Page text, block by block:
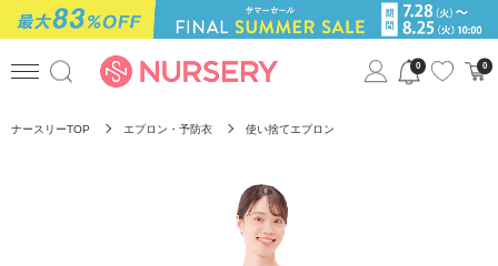
0 0
ナースリーTOP エプロン・予防衣 使い捨てエプロン